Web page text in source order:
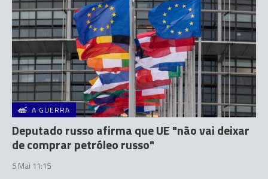
A GUERRA
Deputado russo afirma que UE "não vai deixar
de comprar petróleo russo"
5 Mai 11:15